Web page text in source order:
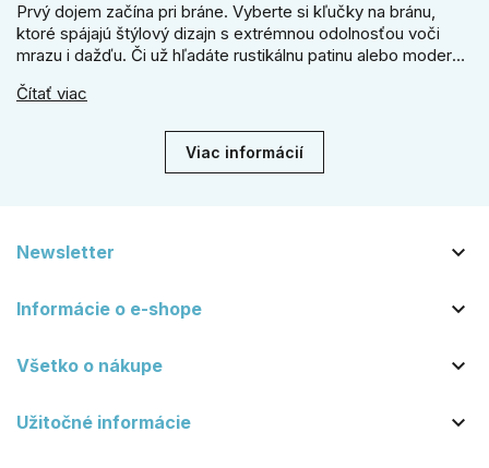
Prvý dojem začína pri bráne. Vyberte si kľučky na bránu,
ktoré spájajú štýlový dizajn s extrémnou odolnosťou voči
mrazu i dažďu. Či už hľadáte rustikálnu patinu alebo moderné
vydrží roky. Zabezpečte svoj vstup kvalitou, ktorá prežije
Čítať viac
Viac informácií
Newsletter 
Informácie o e-shope 
Všetko o nákupe 
Užitočné informácie 